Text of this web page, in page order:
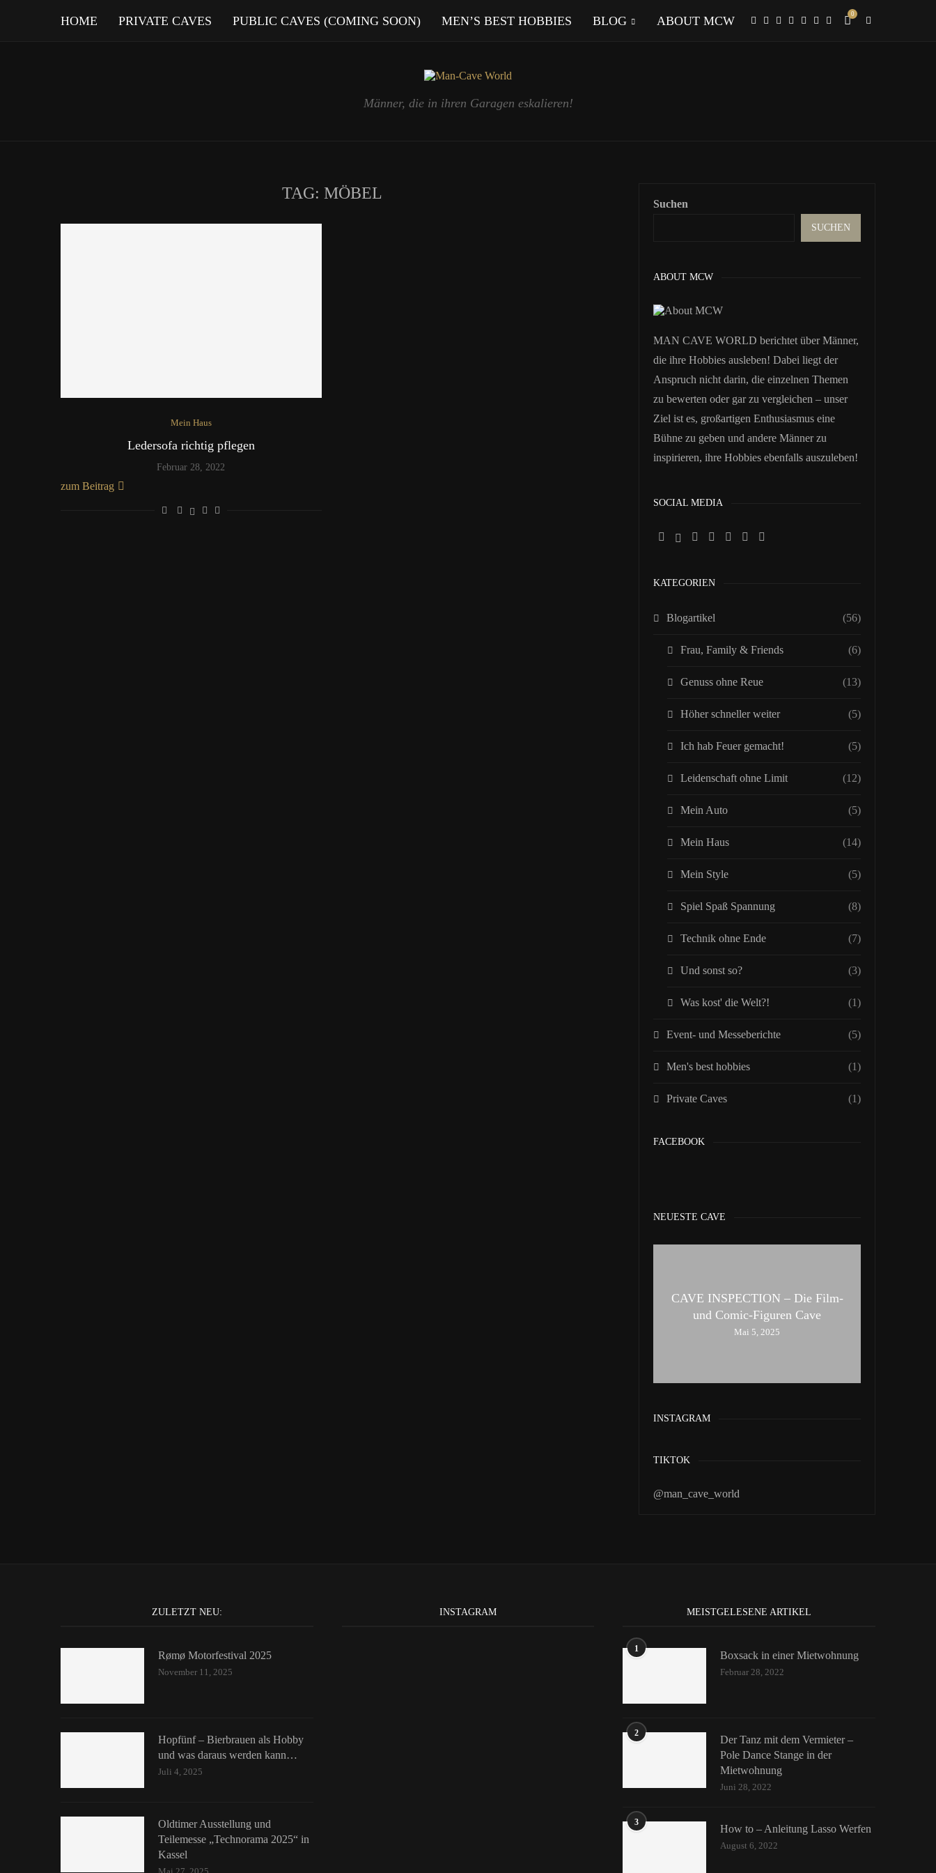
HOME PRIVATE CAVES PUBLIC CAVES (COMING SOON) MEN’S BEST HOBBIES BLOG ABOUT MCW 0
Männer, die in ihren Garagen eskalieren!
TAG: MÖBEL
Mein Haus
Ledersofa richtig pflegen
Februar 28, 2022
zum Beitrag
Suchen
SUCHEN
ABOUT MCW
MAN CAVE WORLD berichtet über Männer,
die ihre Hobbies ausleben! Dabei liegt der
Anspruch nicht darin, die einzelnen Themen
zu bewerten oder gar zu vergleichen – unser
Ziel ist es, großartigen Enthusiasmus eine
Bühne zu geben und andere Männer zu
inspirieren, ihre Hobbies ebenfalls auszuleben!
SOCIAL MEDIA
KATEGORIEN
Blogartikel (56)
Frau, Family & Friends (6)
Genuss ohne Reue (13)
Höher schneller weiter (5)
Ich hab Feuer gemacht! (5)
Leidenschaft ohne Limit (12)
Mein Auto (5)
Mein Haus (14)
Mein Style (5)
Spiel Spaß Spannung (8)
Technik ohne Ende (7)
Und sonst so? (3)
Was kost' die Welt?! (1)
Event- und Messeberichte (5)
Men's best hobbies (1)
Private Caves (1)
FACEBOOK
NEUESTE CAVE
CAVE INSPECTION – Die Film-
und Comic-Figuren Cave
Mai 5, 2025
INSTAGRAM
TIKTOK
@man_cave_world
ZULETZT NEU:
Rømø Motorfestival 2025
November 11, 2025
Hopfünf – Bierbrauen als Hobby
und was daraus werden kann…
Juli 4, 2025
Oldtimer Ausstellung und
Teilemesse „Technorama 2025“ in
Kassel
INSTAGRAM MEISTGELESENE ARTIKEL
1
Boxsack in einer Mietwohnung
Februar 28, 2022
2
Der Tanz mit dem Vermieter –
Pole Dance Stange in der
Mietwohnung
Juni 28, 2022
3
How to – Anleitung Lasso Werfen
August 6, 2022